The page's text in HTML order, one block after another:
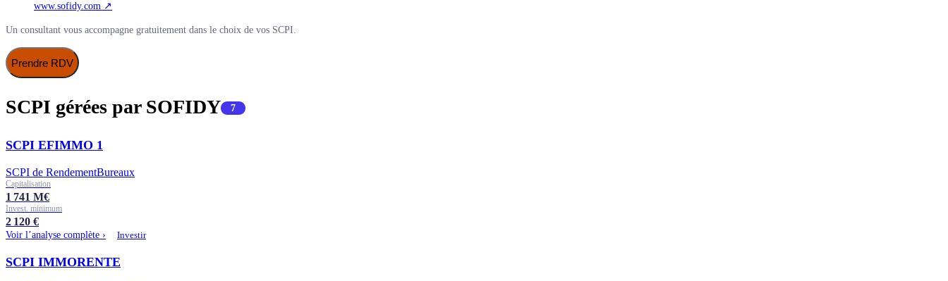
www.sofidy.com ↗
Un consultant vous accompagne gratuitement dans le choix de vos SCPI.
Prendre RDV
SCPI gérées par SOFIDY 7
SCPI EFIMMO 1
SCPI de RendementBureaux
Capitalisation
1 741 M€
Invest. minimum
2 120 €
Voir l’analyse complète › Investir
SCPI IMMORENTE